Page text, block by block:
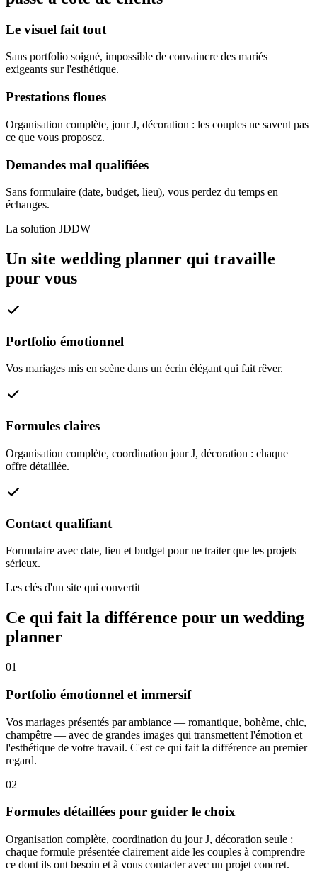
Le visuel fait tout
Sans portfolio soigné, impossible de convaincre des mariés
exigeants sur l'esthétique.
Prestations floues
Organisation complète, jour J, décoration : les couples ne savent pas
ce que vous proposez.
Demandes mal qualifiées
Sans formulaire (date, budget, lieu), vous perdez du temps en
échanges.
La solution JDDW
Un site wedding planner qui travaille
pour vous
Portfolio émotionnel
Vos mariages mis en scène dans un écrin élégant qui fait rêver.
Formules claires
Organisation complète, coordination jour J, décoration : chaque
offre détaillée.
Contact qualifiant
Formulaire avec date, lieu et budget pour ne traiter que les projets
sérieux.
Les clés d'un site qui convertit
Ce qui fait la différence pour un wedding
planner
01
Portfolio émotionnel et immersif
Vos mariages présentés par ambiance — romantique, bohème, chic,
champêtre — avec de grandes images qui transmettent l'émotion et
l'esthétique de votre travail. C'est ce qui fait la différence au premier
regard.
02
Formules détaillées pour guider le choix
Organisation complète, coordination du jour J, décoration seule :
chaque formule présentée clairement aide les couples à comprendre
ce dont ils ont besoin et à vous contacter avec un projet concret.